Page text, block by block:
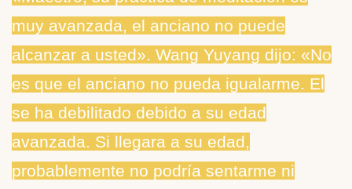
muy avanzada, el anciano no puede
alcanzar a usted». Wang Yuyang dijo: «No
es que el anciano no pueda igualarme. El
se ha debilitado debido a su edad
avanzada. Si llegara a su edad,
probablemente no podría sentarme ni